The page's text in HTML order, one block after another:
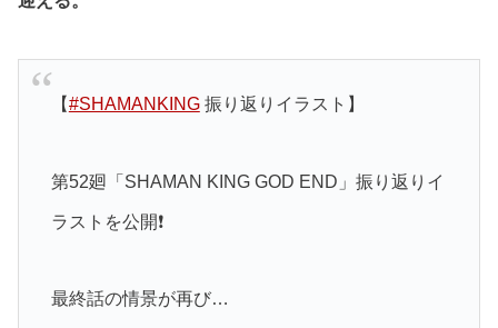
【#SHAMANKING振り返りイラスト】
第52廻「SHAMAN KING GOD END」振り返りイ
ラストを公開❗️
最終話の情景が再び…